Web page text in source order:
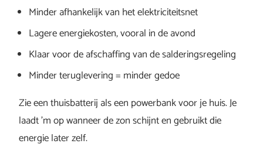
Minder afhankelijk van het elektriciteitsnet
Lagere energiekosten, vooral in de avond
Klaar voor de afschaffing van de salderingsregeling
Minder teruglevering = minder gedoe
Zie een thuisbatterij als een powerbank voor je huis. Je
laadt ’m op wanneer de zon schijnt en gebruikt die
energie later zelf.